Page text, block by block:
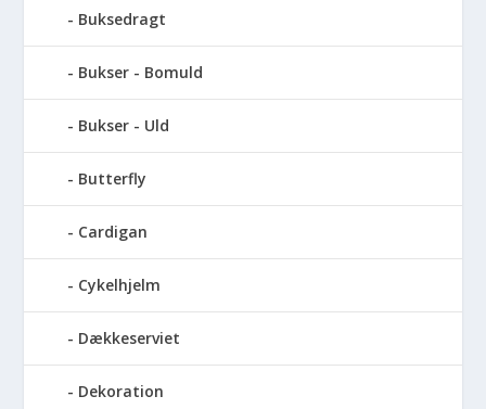
Buksedragt
Bukser - Bomuld
Bukser - Uld
Butterfly
Cardigan
Cykelhjelm
Dækkeserviet
Dekoration